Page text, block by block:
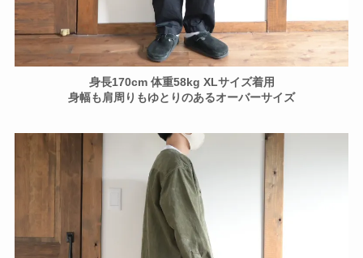
身長170cm 体重58kg XLサイズ着用
身幅も肩周りもゆとりのあるオーバーサイズ